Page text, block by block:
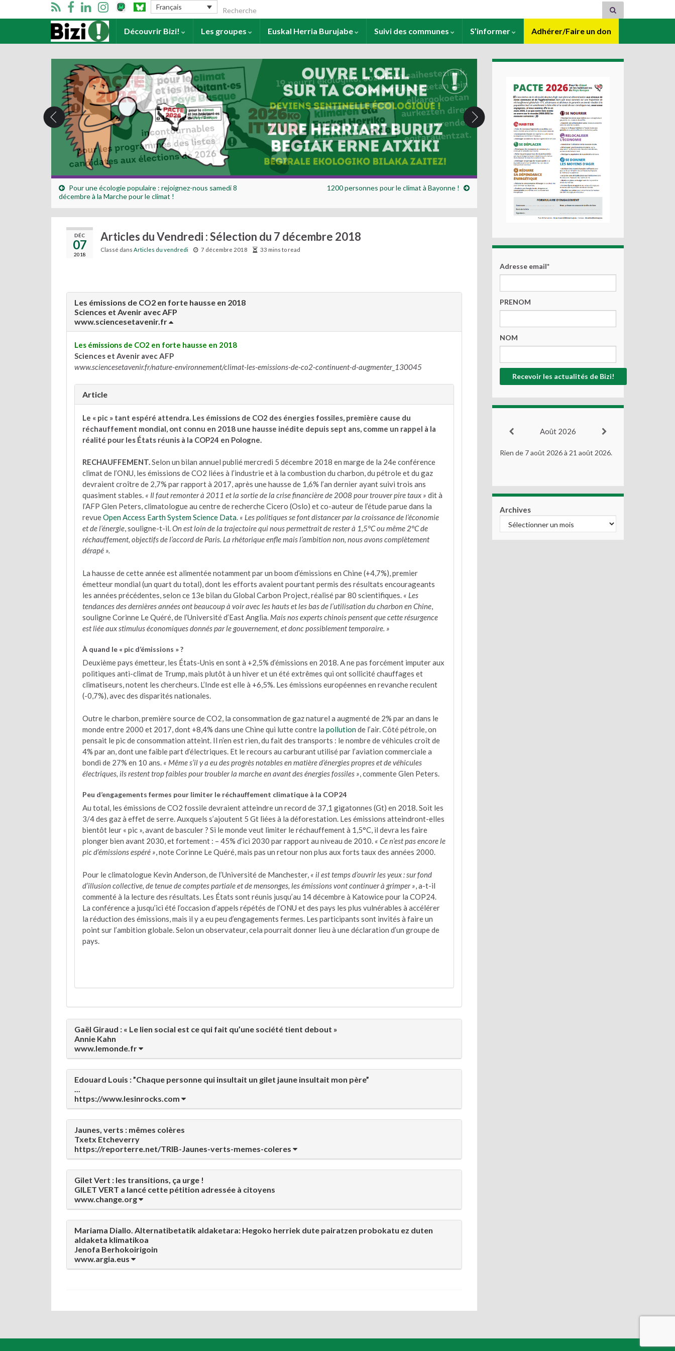
Français Search for:
Accueil Découvrir Bizi! Les groupes Euskal Herria Burujabe Suivi des communes S’informer Adhérer/Faire un don
Pour une écologie populaire : rejoignez-nous samedi 8
décembre à la Marche pour le climat !
1200 personnes pour le climat à Bayonne !
DÉC
07
2018
Articles du Vendredi : Sélection du 7 décembre 2018
Classé dans Articles du vendredi 7 décembre 2018 33 mins to read
Les émissions de CO2 en forte hausse en 2018
Sciences et Avenir avec AFP
www.sciencesetavenir.fr
Les émissions de CO2 en forte hausse en 2018
Sciences et Avenir avec AFP
www.sciencesetavenir.fr/nature-environnement/climat-les-emissions-de-co2-continuent-d-augmenter_130045
Article
Le « pic » tant espéré attendra. Les émissions de CO2 des énergies fossiles, première cause du
réchauffement mondial, ont connu en 2018 une hausse inédite depuis sept ans, comme un rappel à la
réalité pour les États réunis à la COP24 en Pologne.
RECHAUFFEMENT.Selon un bilan annuel publié mercredi 5 décembre 2018 en marge de la 24e conférence
climat de l’ONU, les émissions de CO2 liées à l’industrie et à la combustion du charbon, du pétrole et du gaz
devraient croître de 2,7% par rapport à 2017, après une hausse de 1,6% l’an dernier ayant suivi trois ans
quasiment stables. « Il faut remonter à 2011 et la sortie de la crise financière de 2008 pour trouver pire taux » dit à
l’AFP Glen Peters, climatologue au centre de recherche Cicero (Oslo) et co-auteur de l’étude parue dans la
revueOpen Access Earth System Science Data. « Les politiques se font distancer par la croissance de l’économie
et de l’énergie, souligne-t-il.On est loin de la trajectoire qui nous permettrait de rester à 1,5°C ou même 2°C de
réchauffement, objectifs de l’accord de Paris. La rhétorique enfle mais l’ambition non, nous avons complètement
dérapé ».
La hausse de cette année est alimentée notamment par un boom d’émissions en Chine (+4,7%), premier
émetteur mondial (un quart du total), dont les efforts avaient pourtant permis des résultats encourageants
les années précédentes, selon ce 13e bilan du Global Carbon Project, réalisé par 80 scientifiques. « Les
tendances des dernières années ont beaucoup à voir avec les hauts et les bas de l’utilisation du charbon en Chine
souligne Corinne Le Quéré, de l’Université d’East Anglia. Mais nos experts chinois pensent que cette résurgence
est liée aux stimulus économiques donnés par le gouvernement, et donc possiblement temporaire. »
À quand le « pic d’émissions » ?
Deuxième pays émetteur, les États-Unis en sont à +2,5% d’émissions en 2018. A ne pas forcément imputer aux
politiques anti-climat de Trump, mais plutôt à un hiver et un été extrêmes qui ont sollicité chauffages et
climatiseurs, notent les chercheurs. L’Inde est elle à +6,5%. Les émissions européennes en revanche reculent
(-0,7%), avec des disparités nationales.
Outre le charbon, première source de CO2, la consommation de gaz naturel a augmenté de 2% par an dans le
monde entre 2000 et 2017, dont +8,4% dans une Chine qui lutte contre la pollutionde l’air. Côté pétrole, on
pensait le pic de consommation atteint. Il n’en est rien, du fait des transports : le nombre de véhicules croît de
4% par an, dont une faible part d’électriques. Et le recours au carburant utilisé par l’aviation commerciale a
bondi de 27% en 10 ans. « Même s’il y a eu des progrès notables en matière d’énergies propres et de véhicules
électriques, ils restent trop faibles pour troubler la marche en avant des énergies fossiles » , commente Glen Peters.
Peu d’engagements fermes pour limiter le réchauffement climatique à la COP24
Au total, les émissions de CO2 fossile devraient atteindre un record de 37,1 gigatonnes (Gt) en 2018. Soit les
3/4 des gaz à effet de serre. Auxquels s’ajoutent 5 Gt liées à la déforestation. Les émissions atteindront-elles
bientôt leur « pic », avant de basculer ? Si le monde veut limiter le réchauffement à 1,5°C, il devra les faire
plonger bien avant 2030, et fortement : – 45% d’ici 2030 par rapport au niveau de 2010. « Ce n’est pas encore le
pic d’émissions espéré », note Corinne Le Quéré, mais pas un retour non plus aux forts taux des années 2000.
Pour le climatologue Kevin Anderson, de l’Université de Manchester, « il est temps d’ouvrir les yeux : sur fond
d’illusion collective, de tenue de comptes partiale et de mensonges, les émissions vont continuer à grimper » , a-t-il
commenté à la lecture des résultats. Les États sont réunis jusqu’au 14 décembre à Katowice pour la COP24.
La conférence a jusqu’ici été l’occasion d’appels répétés de l’ONU et des pays les plus vulnérables à accélérer
la réduction des émissions, mais il y a eu peu d’engagements fermes. Les participants sont invités à faire un
point sur l’ambition globale. Selon un observateur, cela pourrait donner lieu à une déclaration d’un groupe de
pays.
Gaël Giraud : « Le lien social est ce qui fait qu’une société tient debout »
Annie Kahn
www.lemonde.fr
Edouard Louis : ”Chaque personne qui insultait un gilet jaune insultait mon père”
https://www.lesinrocks.com
Jaunes, verts : mêmes colères
Txetx Etcheverry
https://reporterre.net/TRIB-Jaunes-verts-memes-coleres
Gilet Vert : les transitions, ça urge !
GILET VERT a lancé cette pétition adressée à citoyens
www.change.org
Mariama Diallo. Alternatibetatik aldaketara: Hegoko herriek dute pairatzen probokatu ez duten
aldaketa klimatikoa
Jenofa Berhokoirigoin
www.argia.eus
Adresse email*
PRENOM
NOM
Août 2026
Rien de 7 août 2026 à 21 août 2026.
Archives